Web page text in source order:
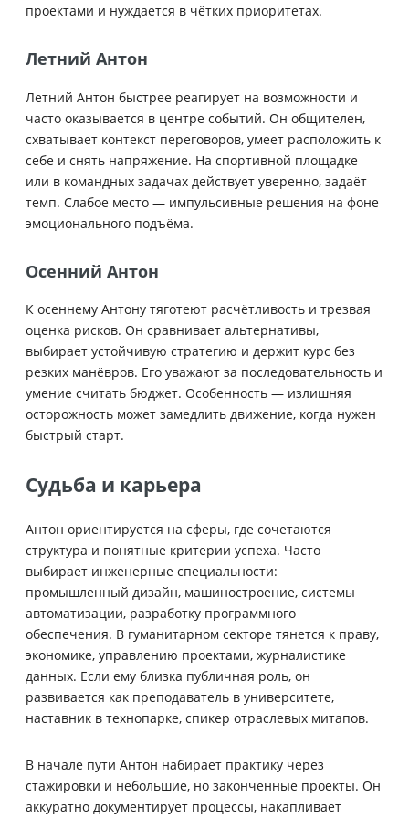
проектами и нуждается в чётких приоритетах.
Летний Антон
Летний Антон быстрее реагирует на возможности и
часто оказывается в центре событий. Он общителен,
схватывает контекст переговоров, умеет расположить к
себе и снять напряжение. На спортивной площадке
или в командных задачах действует уверенно, задаёт
темп. Слабое место — импульсивные решения на фоне
эмоционального подъёма.
Осенний Антон
К осеннему Антону тяготеют расчётливость и трезвая
оценка рисков. Он сравнивает альтернативы,
выбирает устойчивую стратегию и держит курс без
резких манёвров. Его уважают за последовательность и
умение считать бюджет. Особенность — излишняя
осторожность может замедлить движение, когда нужен
быстрый старт.
Судьба и карьера
Антон ориентируется на сферы, где сочетаются
структура и понятные критерии успеха. Часто
выбирает инженерные специальности:
промышленный дизайн, машиностроение, системы
автоматизации, разработку программного
обеспечения. В гуманитарном секторе тянется к праву,
экономике, управлению проектами, журналистике
данных. Если ему близка публичная роль, он
развивается как преподаватель в университете,
наставник в технопарке, спикер отраслевых митапов.
В начале пути Антон набирает практику через
стажировки и небольшие, но законченные проекты. Он
аккуратно документирует процессы, накапливает